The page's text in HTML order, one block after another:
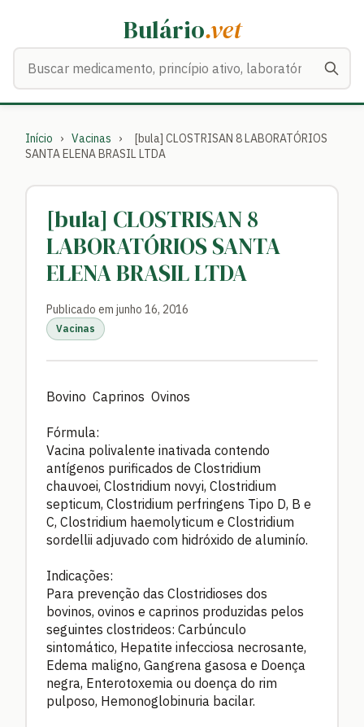
Bulário.vet
Início › Vacinas ›
[bula] CLOSTRISAN 8 LABORATÓRIOS
SANTA ELENA BRASIL LTDA
[bula] CLOSTRISAN 8
LABORATÓRIOS SANTA
ELENA BRASIL LTDA
Publicado em junho 16, 2016
Vacinas
Bovino Caprinos Ovinos
Fórmula:
Vacina polivalente inativada contendo
antígenos purificados de Clostridium
chauvoei, Clostridium novyi, Clostridium
septicum, Clostridium perfringens Tipo D, B e
C, Clostridium haemolyticum e Clostridium
sordellii adjuvado com hidróxido de aluminío.
Indicações:
Para prevenção das Clostridioses dos
bovinos, ovinos e caprinos produzidas pelos
seguintes clostrideos: Carbúnculo
sintomático, Hepatite infecciosa necrosante,
Edema maligno, Gangrena gasosa e Doença
negra, Enterotoxemia ou doença do rim
pulposo, Hemonoglobinuria bacilar.